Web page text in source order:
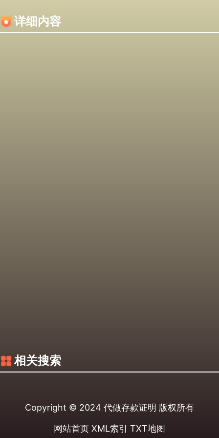
详细内容
相关搜索
Copyright © 2024 代做存款证明 版权所有
网站首页 XML索引 TXT地图